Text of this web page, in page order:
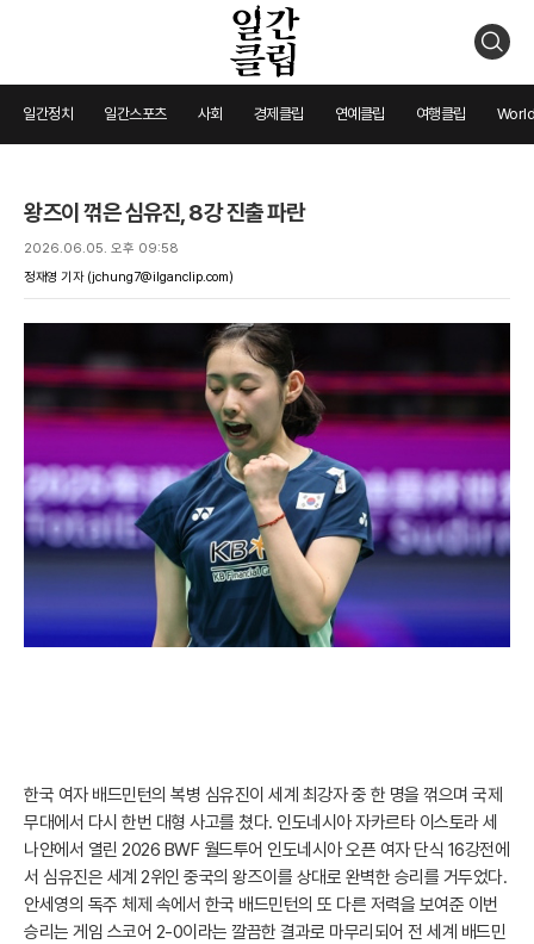
검
일간정치 일간스포츠 사회 경제클립 연예클립 여행클립
왕즈이 꺾은 심유진, 8강 진출 파란
2026.06.05. 오후 09:58
정재영 기자 (jchung7@ilganclip.com)
한국 여자 배드민턴의 복병 심유진이 세계 최강자 중 한 명을 꺾으며 국제
무대에서 다시 한번 대형 사고를 쳤다. 인도네시아 자카르타 이스토라 세
나얀에서 열린 2026 BWF 월드투어 인도네시아 오픈 여자 단식 16강전에
서 심유진은 세계 2위인 중국의 왕즈이를 상대로 완벽한 승리를 거두었다.
안세영의 독주 체제 속에서 한국 배드민턴의 또 다른 저력을 보여준 이번
승리는 게임 스코어 2-0이라는 깔끔한 결과로 마무리되어 전 세계 배드민